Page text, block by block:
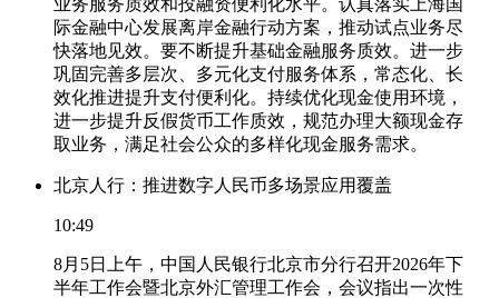
际金融中心发展离岸金融行动方案，推动试点业务尽
快落地见效。要不断提升基础金融服务质效。进一步
巩固完善多层次、多元化支付服务体系，常态化、长
效化推进提升支付便利化。持续优化现金使用环境，
进一步提升反假货币工作质效，规范办理大额现金存
取业务，满足社会公众的多样化现金服务需求。
北京人行：推进数字人民币多场景应用覆盖
10:49
8月5日上午，中国人民银行北京市分行召开2026年下
半年工作会暨北京外汇管理工作会，会议指出一次性